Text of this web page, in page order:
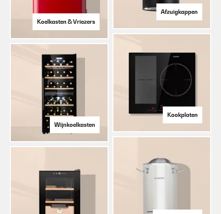
Koelkasten & Vriezers
Wijnkoelkasten
Afzuigkappen
Kookplaten